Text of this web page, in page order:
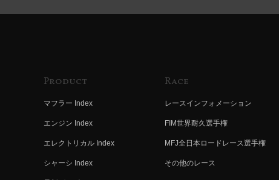
Product
マフラー Index
エンジン Index
エレクトリカル Index
シャーシ Index
Race
レースインフォメーション
FIM世界耐久選手権
MFJ全日本ロードレース選手権
その他のレース